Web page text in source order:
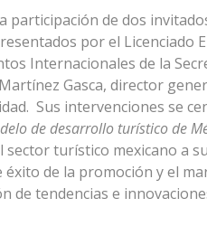
participación de dos
por el Licenciado
Internacionales de la
Gasca, director
Sus intervenciones se
de desarrollo turístico de
turístico mexicano a
éxito de la promoción y el
de tendencias e